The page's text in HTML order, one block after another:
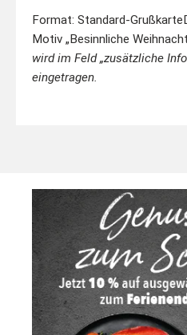
Format: Standard-Grußkarte
Motiv „Besinnliche
wird im Feld „zusätzliche
eingetragen.